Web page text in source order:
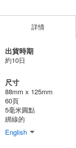
詳情
出貨時期
約10日
尺寸
88mm x 125mm
60頁
5毫米圓點
綁線的
English